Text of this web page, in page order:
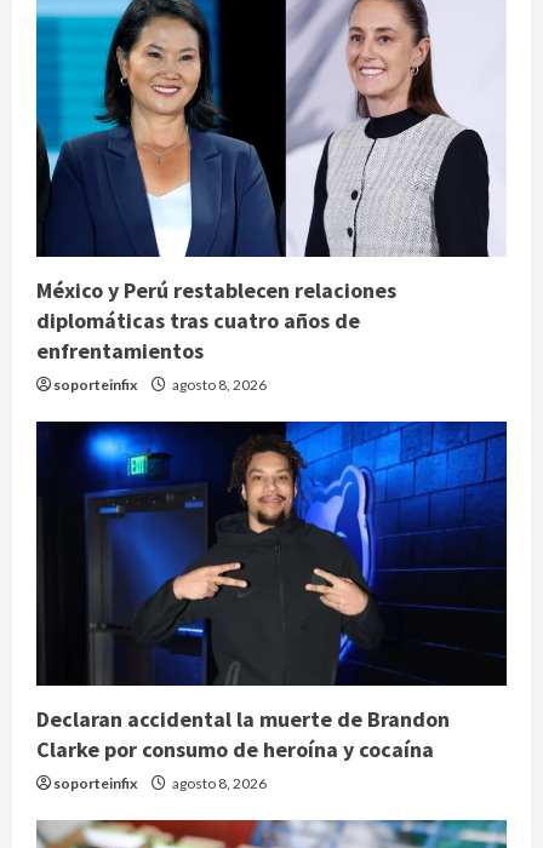
México y Perú restablecen relaciones
diplomáticas tras cuatro años de
enfrentamientos
soporteinfix agosto 8, 2026
Declaran accidental la muerte de Brandon
Clarke por consumo de heroína y cocaína
soporteinfix agosto 8, 2026